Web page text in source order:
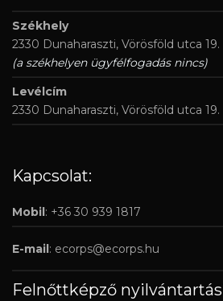
Székhely
2330 Dunaharaszti, Vörösföld utca 19.
(a székhelyen ügyfélfogadás nincs)
Levélcím
2330 Dunaharaszti, Vörösföld utca 19.
Kapcsolat:
Mobil : +36 30 939 1817
E-mail : ecorps@ecorps.hu
Felnőttképző